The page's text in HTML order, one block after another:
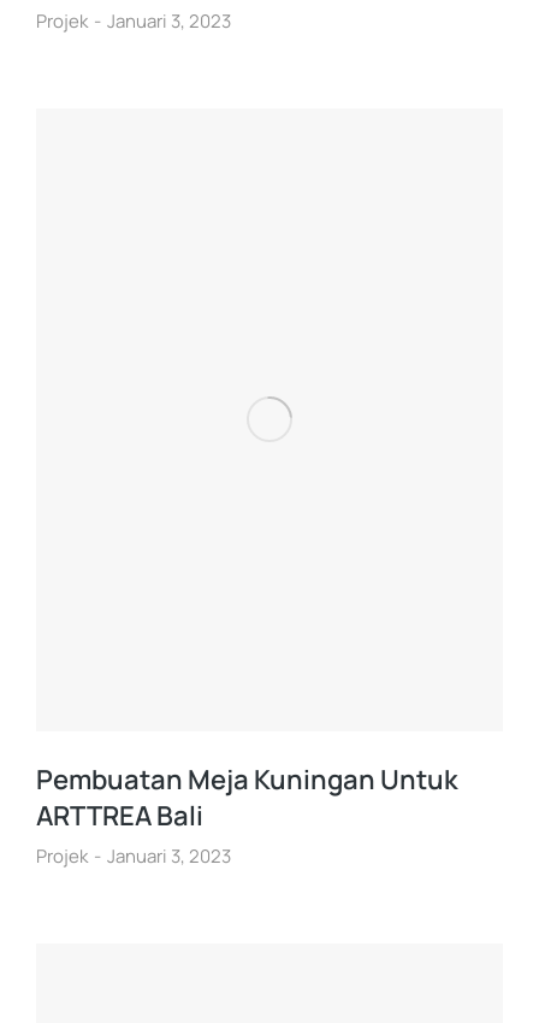
Projek Januari 3, 2023
Pembuatan Meja Kuningan Untuk
ARTTREA Bali
Projek Januari 3, 2023